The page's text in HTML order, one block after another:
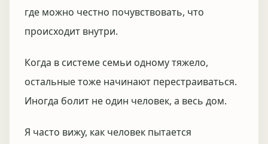
где можно честно почувствовать, что
происходит внутри.
Когда в системе семьи одному тяжело,
остальные тоже начинают перестраиваться.
Иногда болит не один человек, а весь дом.
Я часто вижу, как человек пытается